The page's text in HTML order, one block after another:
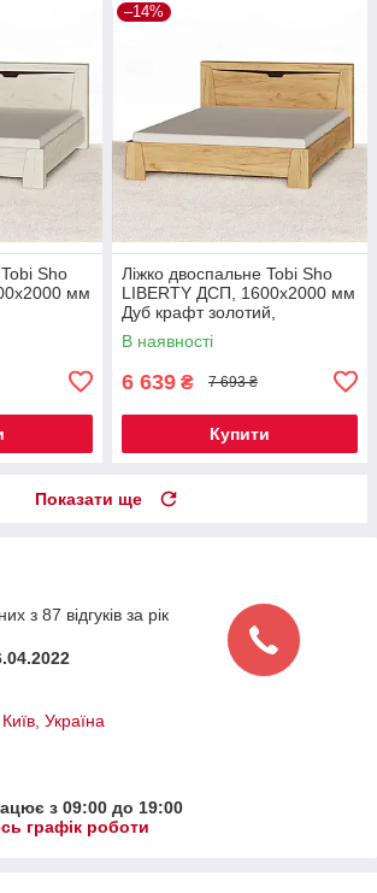
Sho
мм
–14%
Ліжко двоспальне Tobi Sho
LIBERTY ДСП, 1600х2000 мм
Дуб крафт золотий,
1600х2000 мм
В наявності
6 639 ₴ 7 693 ₴
Купити
Показати ще
з 87 відгуків за рік
Україна
з 09:00 до 19:00
графік роботи